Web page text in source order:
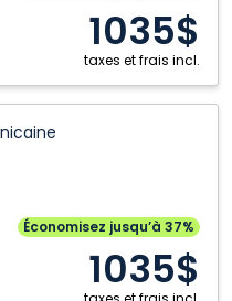
1035$
taxes et frais incl.
Économisez jusqu’à 37%
1035$